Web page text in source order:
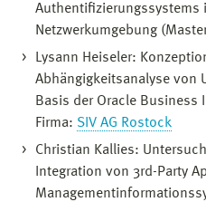
Authentifizierungssystems
Netzwerkumgebung
Lysann Heiseler:
Abhängigkeitsanalyse von
Basis der Oracle Business
Firma: SIV AG Rostock
Christian Kallies:
Integration von 3rd-Party